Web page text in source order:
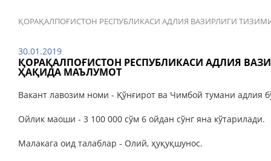
ҚОРАҚАЛПОҒИСТОН РЕСПУБЛИКАСИ АДЛИЯ ВАЗИРЛИГИ
30.01.2019
ҚОРАҚАЛПОҒИСТОН РЕСПУБЛИКАСИ АДЛИЯ
ҲАҚИДА МАЪЛУМОТ
Вакант лавозим номи - Қўнғирот ва Чимбой тумани адлия
Ойлик маоши - 3 100 000 сўм 6 ойдан сўнг яна кўтарилади.
Малакага оид талаблар - Олий, ҳуқуқшунос.